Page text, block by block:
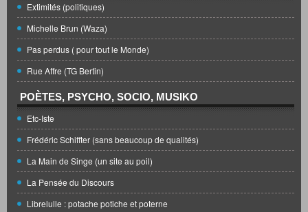
Extimités (politiques)
Michelle Brun (Waza)
Pas perdus ( pour tout le Monde)
Rue Affre (TG Bertin)
POÈTES, PSYCHO, SOCIO, MUSIKO
Etc-Iste
Frédéric Schiffter (sans beaucoup de qualités)
La Main de Singe (un site au poil)
La Pensée du Discours
Librelulle : potache potiche et poterne